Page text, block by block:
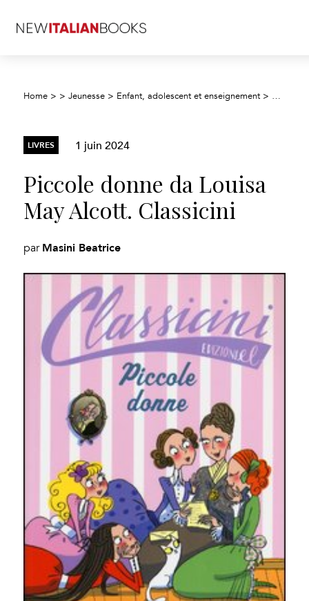
Home > >Jeunesse > Enfant, adolescent et enseignement > Fiction
LIVRES 1 juin 2024
Piccole donne da Louisa
May Alcott. Classicini
par Masini Beatrice